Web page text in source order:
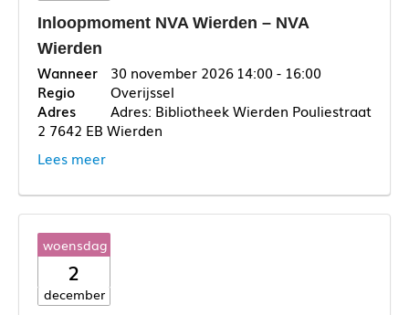
Inloopmoment NVA Wierden – NVA
Wierden
30 november 2026 14:00 - 16:00
Overijssel
Adres: Bibliotheek Wierden Pouliestraat
2 7642 EB Wierden
Lees meer
woensdag
2
december